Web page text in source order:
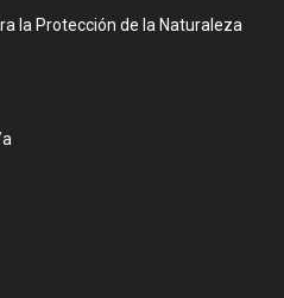
la Protección de la Naturaleza